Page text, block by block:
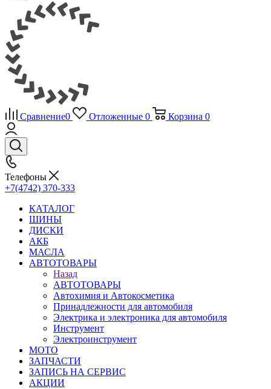
Сравнение0 Отложенные 0 Корзина 0
Телефоны
+7(4742) 370-333
КАТАЛОГ
ШИНЫ
ДИСКИ
АКБ
МАСЛА
АВТОТОВАРЫ
Назад
АВТОТОВАРЫ
Автохимия и Автокосметика
Принадлежности для автомобиля
Электрика и электроника для автомобиля
Инструмент
Электроинструмент
МОТО
ЗАПЧАСТИ
ЗАПИСЬ НА СЕРВИС
АКЦИИ